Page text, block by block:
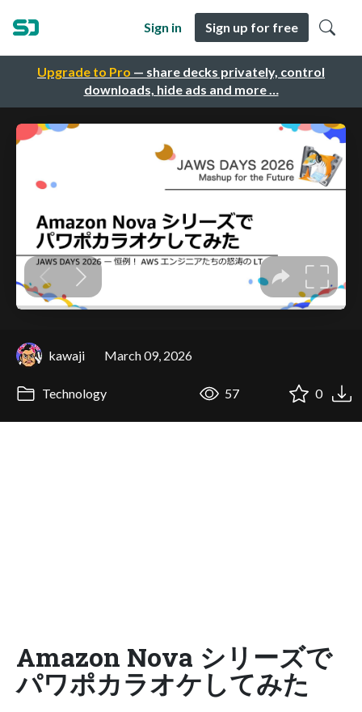
Upgrade to Pro — share decks privately, control
downloads, hide ads and more …
Sign in Sign up for free
kawaji March 09, 2026
Technology 57 0
Amazon Nova シリーズで
パワポカラオケしてみた